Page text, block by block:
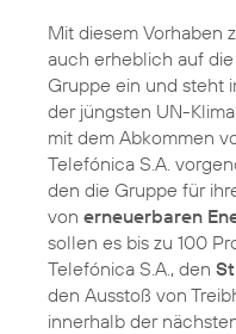
Mit diesem Vorhaben
auch erheblich auf die
Gruppe ein und steht
der jüngsten UN-
mit dem Abkommen
Telefónica S.A.
den die Gruppe für
von erneuerbaren
sollen es bis zu 100
Telefónica S.A., den
den Ausstoß von
innerhalb der